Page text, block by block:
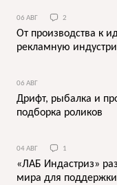
06 АВГ 2
От производства к
рекламную
06 АВГ
Дрифт, рыбалка и
подборка роликов
04 АВГ 1
«ЛАБ Индастриз»
мира для